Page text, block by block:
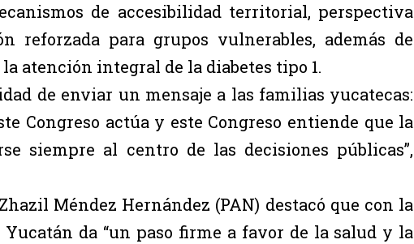
de accesibilidad territorial, perspectiva
reforzada para grupos vulnerables, además de
atención integral de la diabetes tipo 1.
de enviar un mensaje a las familias yucatecas:
Congreso actúa y este Congreso entiende que la
siempre al centro de las decisiones públicas”,
Méndez Hernández (PAN) destacó que con la
da “un paso firme a favor de la salud y la